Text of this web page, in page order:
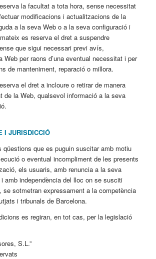
la facultat a tota hora, sense necessitat
modificacions i actualitzacions de la
a la seva Web o a la seva configuració i
es reserva el dret a suspendre
que sigui necessari previ avís,
Web per raons d’una eventual necessitat i per
de manteniment, reparació o millora.
el dret a incloure o retirar de manera
de la Web, qualsevol informació a la seva
I JURISDICCIÓ
qüestions que es puguin suscitar amb motiu
o eventual incompliment de les presents
els usuaris, amb renuncia a la seva
amb independència del lloc on se susciti
se sotmetran expressament a la competència
i tribunals de Barcelona.
es regiran, en tot cas, per la legislació
S.L.”